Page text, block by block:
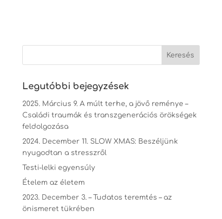
Legutóbbi bejegyzések
2025. Március 9. A múlt terhe, a jövő reménye –
Családi traumák és transzgenerációs örökségek
feldolgozása
2024. December 11. SLOW XMAS: Beszéljünk
nyugodtan a stresszről
Testi-lelki egyensúly
Ételem az életem
2023. December 3. – Tudatos teremtés – az
önismeret tükrében